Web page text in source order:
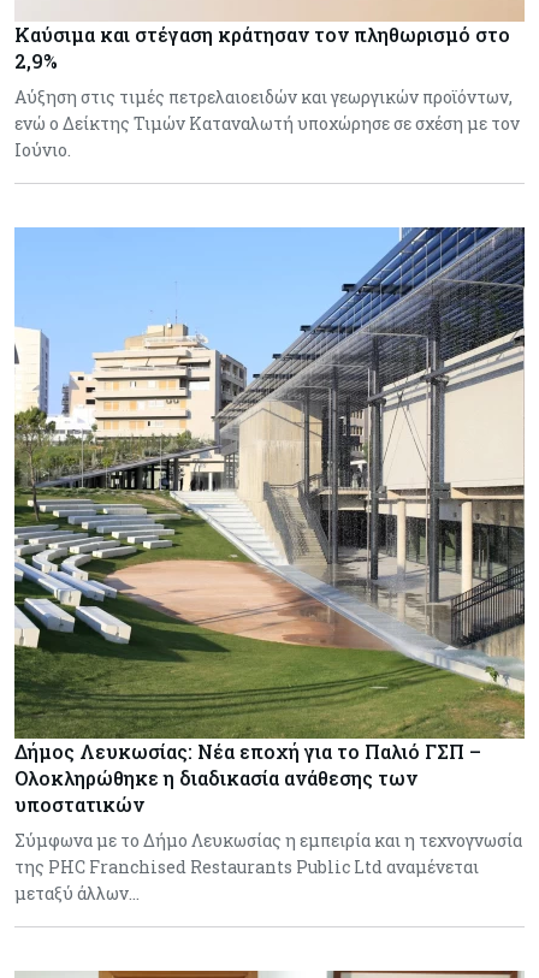
Καύσιμα και στέγαση κράτησαν τον πληθωρισμό στο
2,9%
Αύξηση στις τιμές πετρελαιοειδών και γεωργικών προϊόντων,
ενώ ο Δείκτης Τιμών Καταναλωτή υποχώρησε σε σχέση με τον
Ιούνιο.
Δήμος Λευκωσίας: Νέα εποχή για το Παλιό ΓΣΠ –
Ολοκληρώθηκε η διαδικασία ανάθεσης των
υποστατικών
Σύμφωνα με το Δήμο Λευκωσίας η εμπειρία και η τεχνογνωσία
της PHC Franchised Restaurants Public Ltd αναμένεται
μεταξύ άλλων…